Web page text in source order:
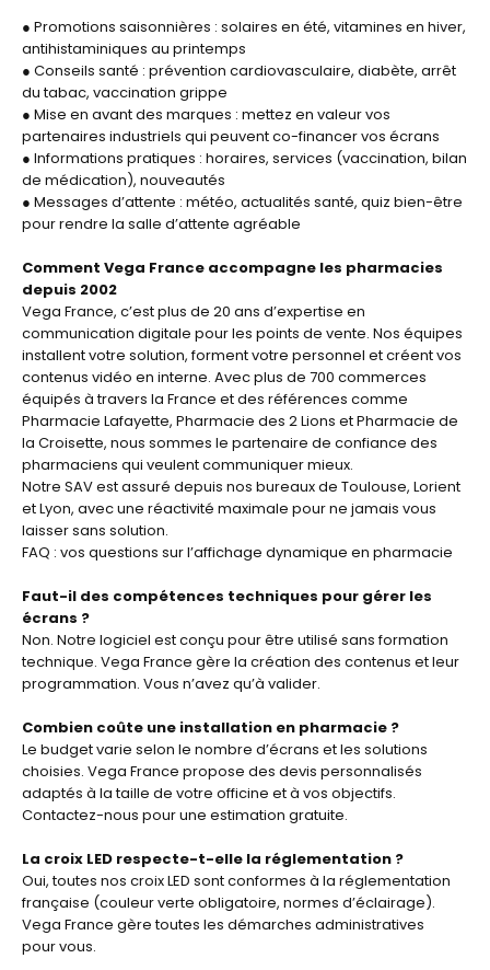
● Promotions saisonnières : solaires en été, vitamines en hiver,
antihistaminiques au printemps
● Conseils santé : prévention cardiovasculaire, diabète, arrêt
du tabac, vaccination grippe
● Mise en avant des marques : mettez en valeur vos
partenaires industriels qui peuvent co-financer vos écrans
● Informations pratiques : horaires, services (vaccination, bilan
de médication), nouveautés
● Messages d’attente : météo, actualités santé, quiz bien-être
pour rendre la salle d’attente agréable
Comment Vega France accompagne les pharmacies
depuis 2002
Vega France, c’est plus de 20 ans d’expertise en
communication digitale pour les points de vente. Nos équipes
installent votre solution, forment votre personnel et créent vos
contenus vidéo en interne. Avec plus de 700 commerces
équipés à travers la France et des références comme
Pharmacie Lafayette, Pharmacie des 2 Lions et Pharmacie de
la Croisette, nous sommes le partenaire de confiance des
pharmaciens qui veulent communiquer mieux.
Notre SAV est assuré depuis nos bureaux de Toulouse, Lorient
et Lyon, avec une réactivité maximale pour ne jamais vous
laisser sans solution.
FAQ : vos questions sur l’affichage dynamique en pharmacie
Faut-il des compétences techniques pour gérer les
écrans ?
Non. Notre logiciel est conçu pour être utilisé sans formation
technique. Vega France gère la création des contenus et leur
programmation. Vous n’avez qu’à valider.
Combien coûte une installation en pharmacie ?
Le budget varie selon le nombre d’écrans et les solutions
choisies. Vega France propose des devis personnalisés
adaptés à la taille de votre officine et à vos objectifs.
Contactez-nous pour une estimation gratuite.
La croix LED respecte-t-elle la réglementation ?
Oui, toutes nos croix LED sont conformes à la réglementation
française (couleur verte obligatoire, normes d’éclairage).
Vega France gère toutes les démarches administratives
pour vous.